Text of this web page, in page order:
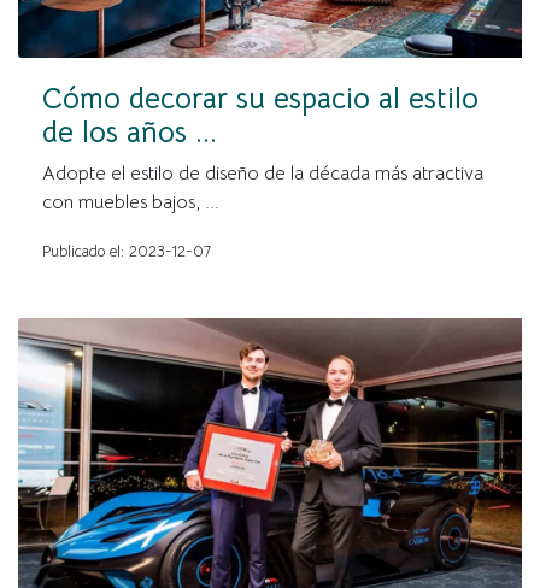
Cómo decorar su espacio al estilo
de los años ...
Adopte el estilo de diseño de la década más atractiva
con muebles bajos, ...
Publicado el: 2023-12-07